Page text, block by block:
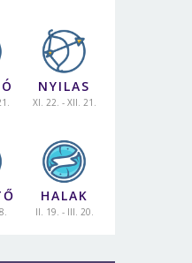
NYILAS
XI. 22. - XII. 21.
HALAK
II. 19. - III. 20.